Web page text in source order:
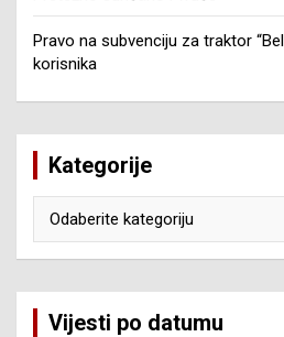
Pravo na subvenciju za traktor
korisnika
Kategorije
Vijesti po datumu